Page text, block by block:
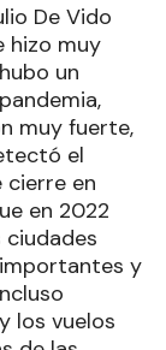
De Vido
hizo muy
un
muy fuerte,
el
cierre en
en 2022
ciudades
y
los vuelos